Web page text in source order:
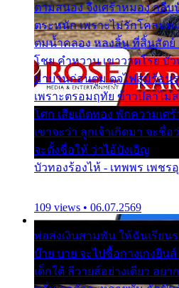
ตามสนอง จึงเศร้าหมอง กลีบ
ตระหนัก เพราะไม่รักโคลนต
ตมน้ำคลอง หลงลิ้น ที่สิ้นสัตย์
โชย คำหวาน เขาวาดโรย บั
มาบานก่อนตูม ดุจไฟสุมร้อน
เพราะตรอมฤทัย ข้าวปลาไม่
โศก เสียเถิดทอง พักความเศ
เขาจะว่า ลูกเจ้าเกิดมา จะชื่
จะตั้งชื่อให้ ว่าไอ้บังเอิญ
บัวทองร้องไห้ - เทพพร เพชร
109 views • 06.07.2569
พ่อส่งเงินสามพัน ให้ฉันเรีย
บ๊าย บาย จะไปซื้อกางเกงยีน
เด็กใต้ ลีวายส์อย่างเดียว อย